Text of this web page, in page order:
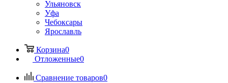
Ульяновск
Уфа
Чебоксары
Ярославль
Корзина0
Отложенные0
Сравнение товаров0